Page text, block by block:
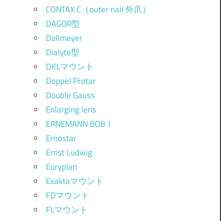
CONTAX C（outer nail 外爪）
DAGOR型
Dallmeyer
Dialyte型
DKLマウント
Doppel Protar
Double Gauss
Enlarging lens
ERNEMANN BOBⅠ
Ernostar
Ernst Ludwig
Euryplan
Exaktaマウント
FDマウント
FLマウント